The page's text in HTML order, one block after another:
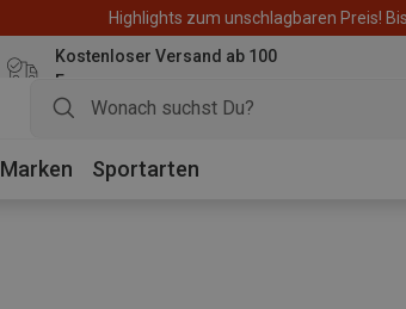
Highlights zum unschlagbaren Preis!
Kostenloser Versand ab 100
Euro
Marken Sportarten